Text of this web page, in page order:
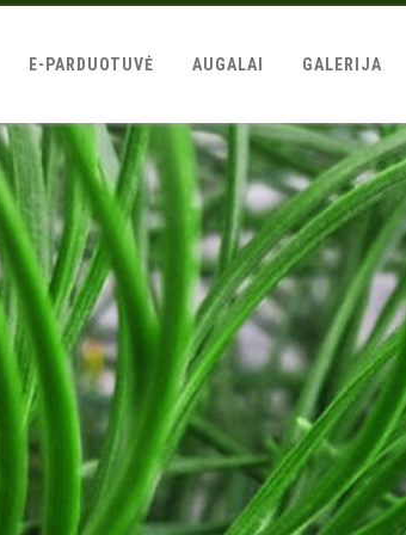
E-PARDUOTUVĖ AUGALAI GALERIJA